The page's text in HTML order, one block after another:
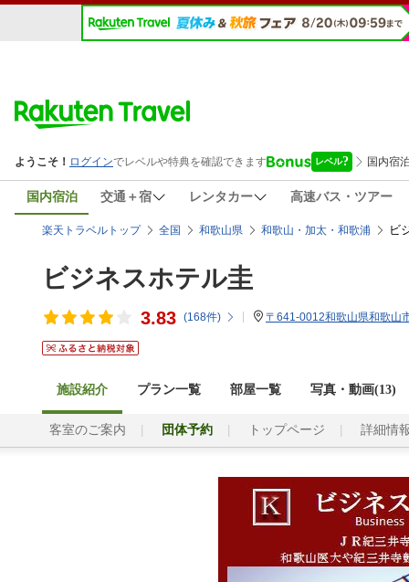
国内宿泊 交通＋宿 レンタカー 高速バス・ツアー
楽天トラベルトップ 全国 和歌山県 和歌山・加太・和歌浦 ビ
ビジネスホテル圭
3.83 (168件) 〒641-0012和歌山県和歌山
施設紹介 プラン一覧 部屋一覧 写真・動画(13)
客室のご案内 団体予約 トップページ 詳細情